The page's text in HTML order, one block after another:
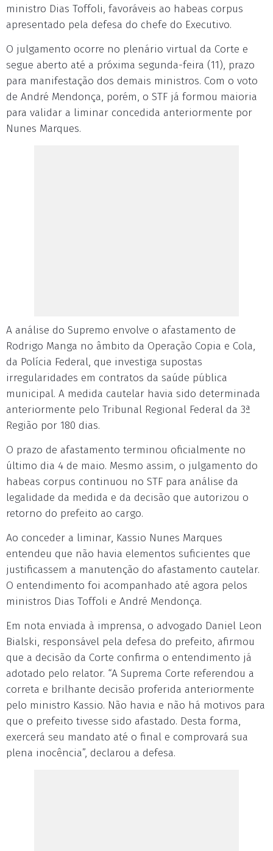
ministro Dias Toffoli, favoráveis ao habeas corpus
apresentado pela defesa do chefe do Executivo.
O julgamento ocorre no plenário virtual da Corte e
segue aberto até a próxima segunda-feira (11), prazo
para manifestação dos demais ministros. Com o voto
de André Mendonça, porém, o STF já formou maioria
para validar a liminar concedida anteriormente por
Nunes Marques.
A análise do Supremo envolve o afastamento de
Rodrigo Manga no âmbito da Operação Copia e Cola,
da Polícia Federal, que investiga supostas
irregularidades em contratos da saúde pública
municipal. A medida cautelar havia sido determinada
anteriormente pelo Tribunal Regional Federal da 3ª
Região por 180 dias.
O prazo de afastamento terminou oficialmente no
último dia 4 de maio. Mesmo assim, o julgamento do
habeas corpus continuou no STF para análise da
legalidade da medida e da decisão que autorizou o
retorno do prefeito ao cargo.
Ao conceder a liminar, Kassio Nunes Marques
entendeu que não havia elementos suficientes que
justificassem a manutenção do afastamento cautelar.
O entendimento foi acompanhado até agora pelos
ministros Dias Toffoli e André Mendonça.
Em nota enviada à imprensa, o advogado Daniel Leon
Bialski, responsável pela defesa do prefeito, afirmou
que a decisão da Corte confirma o entendimento já
adotado pelo relator. “A Suprema Corte referendou a
correta e brilhante decisão proferida anteriormente
pelo ministro Kassio. Não havia e não há motivos para
que o prefeito tivesse sido afastado. Desta forma,
exercerá seu mandato até o final e comprovará sua
plena inocência”, declarou a defesa.